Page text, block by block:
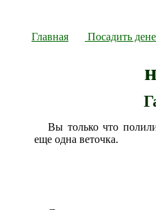
Главная Посадить
Вы только что
еще одна веточка.